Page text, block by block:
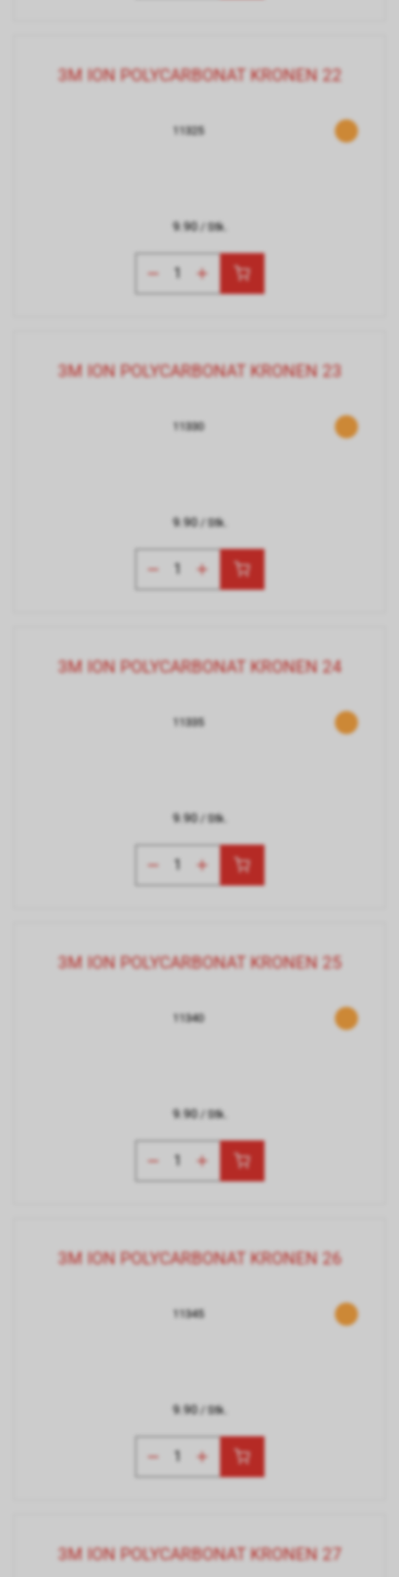
3M ION POLYCARBONAT KRONEN 22
11325
9.90/ Stk.
3M ION POLYCARBONAT KRONEN 23
11330
9.90/ Stk.
3M ION POLYCARBONAT KRONEN 24
11335
9.90/ Stk.
3M ION POLYCARBONAT KRONEN 25
11340
9.90/ Stk.
3M ION POLYCARBONAT KRONEN 26
11345
9.90/ Stk.
3M ION POLYCARBONAT KRONEN 27